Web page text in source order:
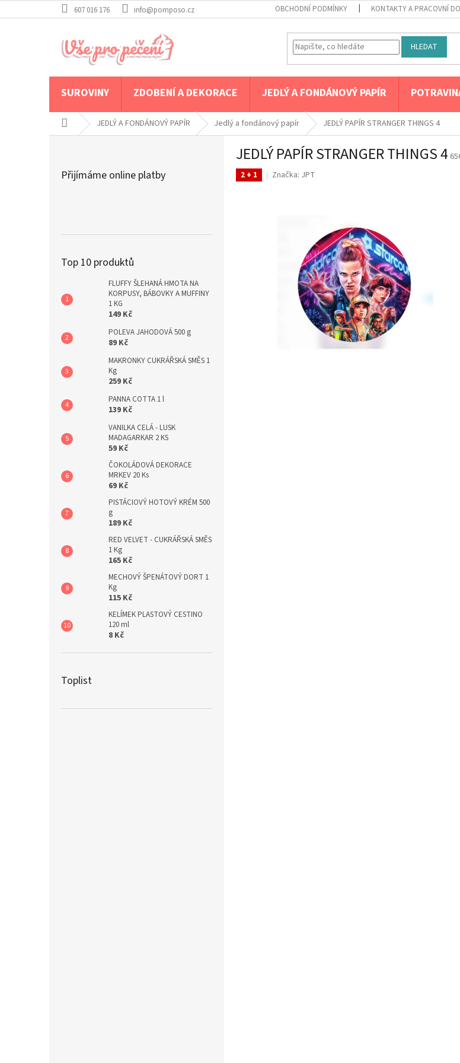
na
607 016 176 info@pomposo.cz OBCHODNÍ PODMÍNKY KONTAKTY A PRACOVNÍ
HLEDAT
SUROVINY ZDOBENÍ A DEKORACE JEDLÝ A FONDÁNOVÝ PAPÍR
Domů JEDLÝ A FONDÁNOVÝ PAPÍR Jedlý a fondánový papír JEDLÝ PAPÍR STRANGER THINGS 4
Přijímáme online platby
Top 10 produktů
FLUFFY ŠLEHANÁ HMOTA NA
KORPUSY, BÁBOVKY A MUFFINY
1 KG
149 Kč
POLEVA JAHODOVÁ 500 g
89 Kč
MAKRONKY CUKRÁŘSKÁ SMĚS 1
Kg
259 Kč
PANNA COTTA 1 l
139 Kč
VANILKA CELÁ - LUSK
MADAGARKAR 2 KS
59 Kč
ČOKOLÁDOVÁ DEKORACE
MRKEV 20 Ks
69 Kč
PISTÁCIOVÝ HOTOVÝ KRÉM 500
g
189 Kč
RED VELVET - CUKRÁŘSKÁ SMĚS
1 Kg
165 Kč
MECHOVÝ ŠPENÁTOVÝ DORT 1
Kg
115 Kč
KELÍMEK PLASTOVÝ CESTINO
120 ml
8 Kč
Toplist
JEDLÝ PAPÍR STRANGER THINGS 4
2 + 1 Značka: JPT